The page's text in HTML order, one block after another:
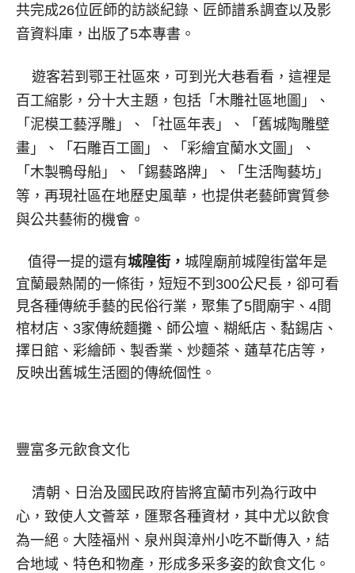
共完成26位匠師的訪談紀錄、匠師譜系調查以及影
音資料庫，出版了5本專書。
遊客若到鄂王社區來，可到光大巷看看，這裡是
百工縮影，分十大主題，包括「木雕社區地圖」、
「泥模工藝浮雕」、「社區年表」、「舊城陶雕壁
畫」、「石雕百工圖」、「彩繪宜蘭水文圖」、
「木製鴨母船」、「錫藝路牌」、「生活陶藝坊」
等，再現社區在地歷史風華，也提供老藝師實質參
與公共藝術的機會。
值得一提的還有城隍街， 城隍廟前城隍街當年是
宜蘭最熱鬧的一條街，短短不到300公尺長，卻可看
見各種傳統手藝的民俗行業，聚集了5間廟宇、4間
棺材店、3家傳統麵攤、師公壇、糊紙店、黏錫店、
擇日館、彩繪師、製香業、炒麵茶、蓪草花店等，
反映出舊城生活圈的傳統個性。
豐富多元飲食文化
清朝、日治及國民政府皆將宜蘭市列為行政中
心，致使人文薈萃，匯聚各種資材，其中尤以飲食
為一絕。大陸福州、泉州與漳州小吃不斷傳入，結
合地域、特色和物產，形成多采多姿的飲食文化。